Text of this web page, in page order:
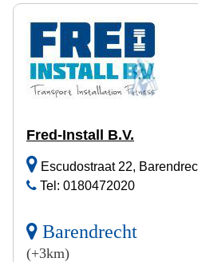
Fred-Install B.V.
Escudostraat 22,
Tel: 0180472020
Barendrecht
(+3km)